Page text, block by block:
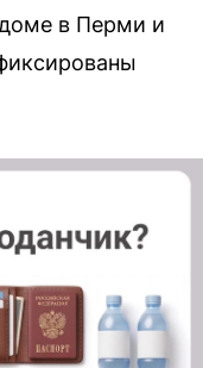
в Перми и